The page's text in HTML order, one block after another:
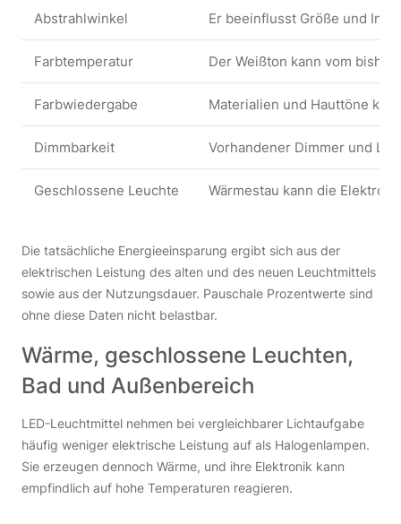
Abstrahlwinkel Er beeinflusst Größe und
Farbtemperatur Der Weißton kann vom
Farbwiedergabe Materialien und Hauttöne
Dimmbarkeit Vorhandener Dimmer und
Geschlossene Leuchte Wärmestau kann die
Die tatsächliche Energieeinsparung ergibt sich aus der
elektrischen Leistung des alten und des neuen Leuchtmittels
sowie aus der Nutzungsdauer. Pauschale Prozentwerte sind
ohne diese Daten nicht belastbar.
Wärme, geschlossene Leuchten,
Bad und Außenbereich
LED-Leuchtmittel nehmen bei vergleichbarer Lichtaufgabe
häufig weniger elektrische Leistung auf als Halogenlampen.
Sie erzeugen dennoch Wärme, und ihre Elektronik kann
empfindlich auf hohe Temperaturen reagieren.